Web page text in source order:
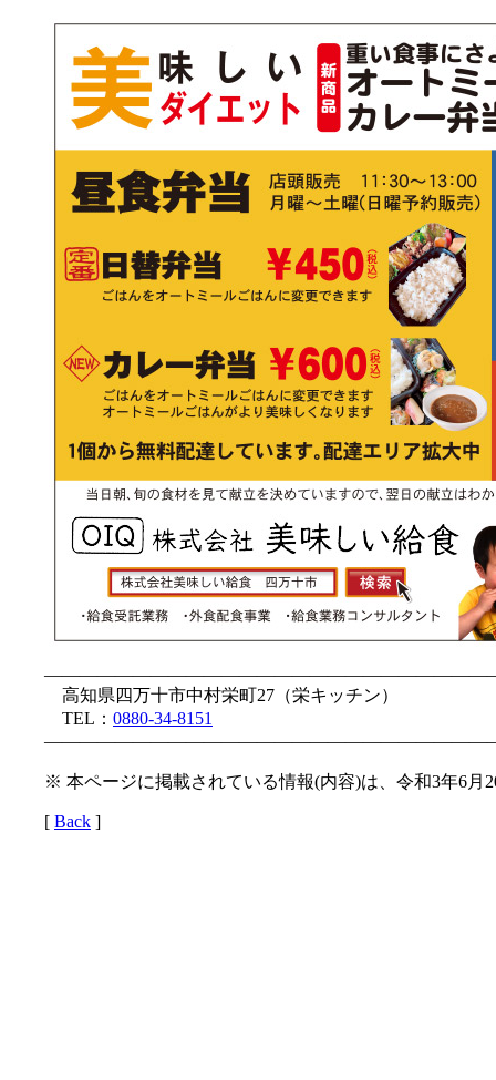
高知県四万十市中村栄町27（栄キッチン）
TEL： 0880-34-8151
※ 本ページに掲載されている情報(内容)は、令和3年6月
[ Back ]